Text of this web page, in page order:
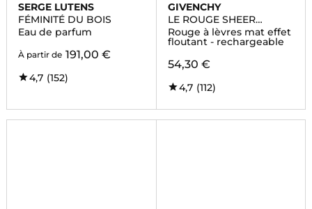
SERGE LUTENS
FÉMINITÉ DU BOIS
Eau de parfum
À partir de 191,00 €
4,7 (152)
GIVENCHY
LE ROUGE SHEER
VELVET
Rouge à lèvres mat effet
floutant - rechargeable
54,30 €
4,7 (112)